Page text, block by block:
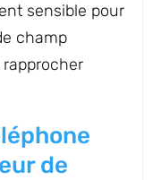
sensible pour
champ
de